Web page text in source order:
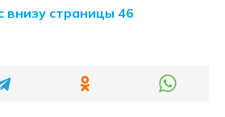
внизу страницы 46